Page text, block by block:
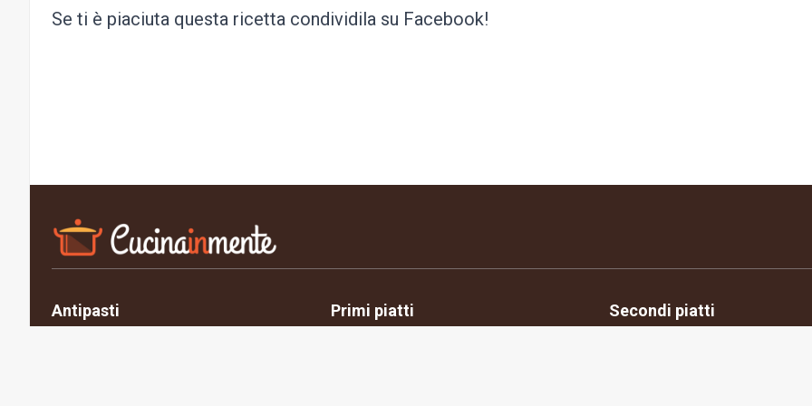
Se ti è piaciuta questa ricetta condividila su Facebook!
Antipasti Primi piatti Secondi piatti